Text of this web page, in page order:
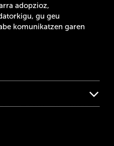
adopzioz,
gu geu
komunikatzen garen